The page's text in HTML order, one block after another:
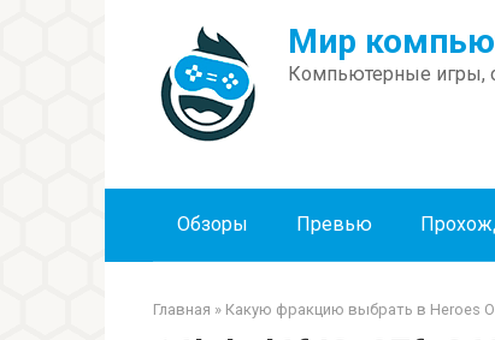
Мир
Компьютерные игры,
Обзоры Превью
Главная » Какую фракцию выбрать в Heroes